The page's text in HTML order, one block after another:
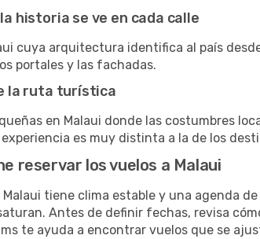
historia se ve en cada calle
cuya arquitectura identifica al país
portales y las fachadas.
la ruta turística
en Malaui donde las costumbres
es muy distinta a la de los
reservar los vuelos a Malaui
tiene clima estable y una agenda
Antes de definir fechas, revisa
te ayuda a encontrar vuelos que se